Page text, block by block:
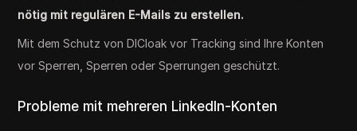
nötig mit regulären E-Mails zu erstellen.
Mit dem Schutz von DICloak vor Tracking sind Ihre Konten
vor Sperren, Sperren oder Sperrungen geschützt.
Probleme mit mehreren LinkedIn-Konten